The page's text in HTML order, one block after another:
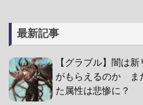
最新記事
【グラブル】闇は
がもらえるのか ま
た属性は悲惨に？